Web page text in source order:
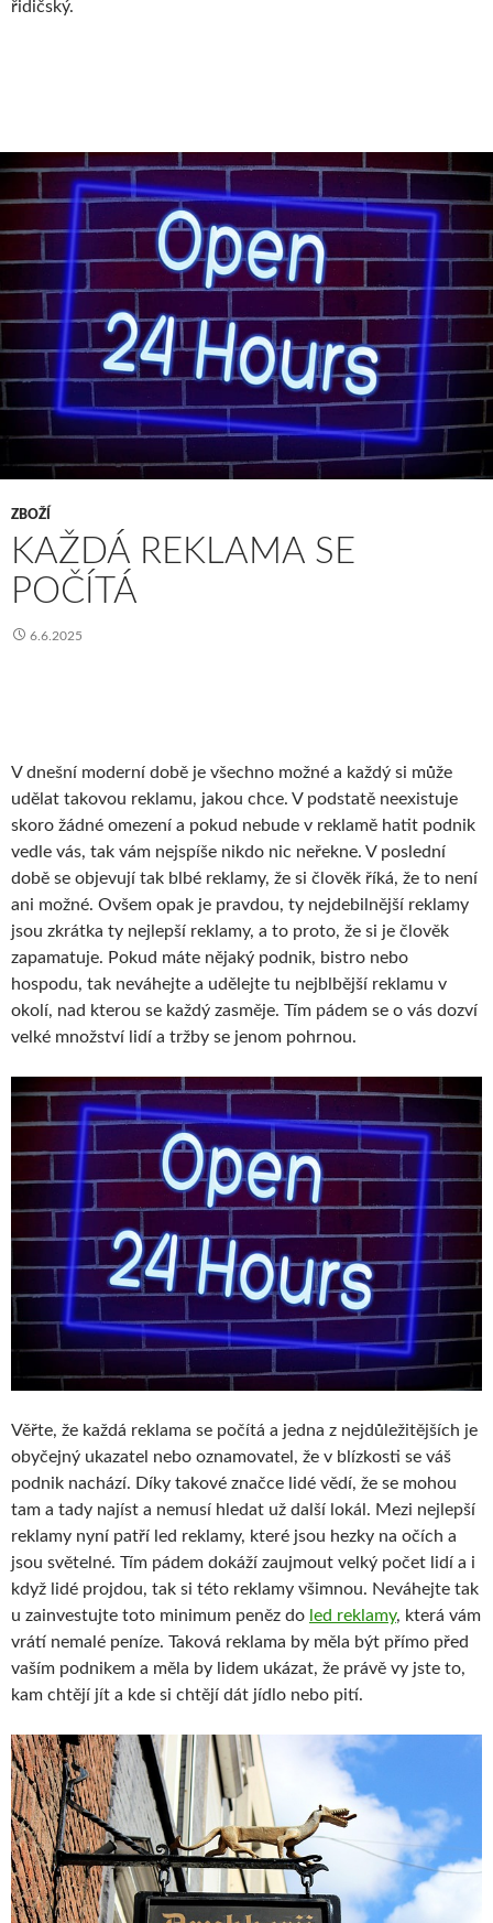
řidičský.
ZBOŽÍ
KAŽDÁ REKLAMA SE
POČÍTÁ
6.6.2025
V dnešní moderní době je všechno možné a každý si může
udělat takovou reklamu, jakou chce. V podstatě neexistuje
skoro žádné omezení a pokud nebude v reklamě hatit podnik
vedle vás, tak vám nejspíše nikdo nic neřekne. V poslední
době se objevují tak blbé reklamy, že si člověk říká, že to není
ani možné. Ovšem opak je pravdou, ty nejdebilnější reklamy
jsou zkrátka ty nejlepší reklamy, a to proto, že si je člověk
zapamatuje. Pokud máte nějaký podnik, bistro nebo
hospodu, tak neváhejte a udělejte tu nejblbější reklamu v
okolí, nad kterou se každý zasměje. Tím pádem se o vás dozví
velké množství lidí a tržby se jenom pohrnou.
Věřte, že každá reklama se počítá a jedna z nejdůležitějších je
obyčejný ukazatel nebo oznamovatel, že v blízkosti se váš
podnik nachází. Díky takové značce lidé vědí, že se mohou
tam a tady najíst a nemusí hledat už další lokál. Mezi nejlepší
reklamy nyní patří led reklamy, které jsou hezky na očích a
jsou světelné. Tím pádem dokáží zaujmout velký počet lidí a i
když lidé projdou, tak si této reklamy všimnou. Neváhejte tak
u zainvestujte toto minimum peněz do led reklamy, která vám
vrátí nemalé peníze. Taková reklama by měla být přímo před
vaším podnikem a měla by lidem ukázat, že právě vy jste to,
kam chtějí jít a kde si chtějí dát jídlo nebo pití.